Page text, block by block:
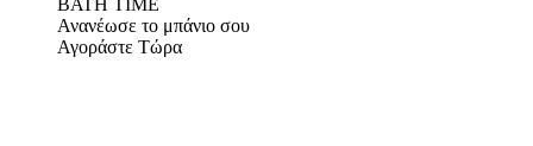
BATH TIME
Ανανέωσε το μπάνιο σου
Αγοράστε Τώρα